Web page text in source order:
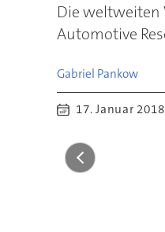
Die weltweiten
Automotive
Gabriel Pankow
17. Januar